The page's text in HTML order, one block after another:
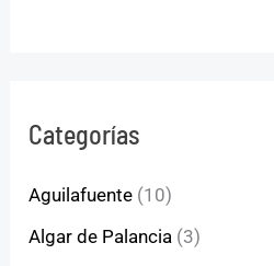
Categorías
Aguilafuente (10)
Algar de Palancia (3)